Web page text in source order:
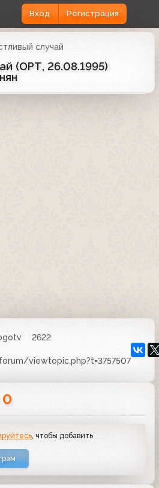
Вход Регистрация
случай
(ОРТ, 26.08.1995)
2622
viewtopic.php?t=3757507
0
, чтобы добавить